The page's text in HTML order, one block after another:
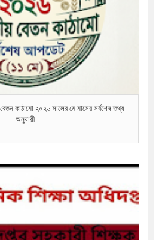
কাঠামো ২০২৬ সালের মে মাসের সর্বশেষ তথ্য
অনুযায়ী